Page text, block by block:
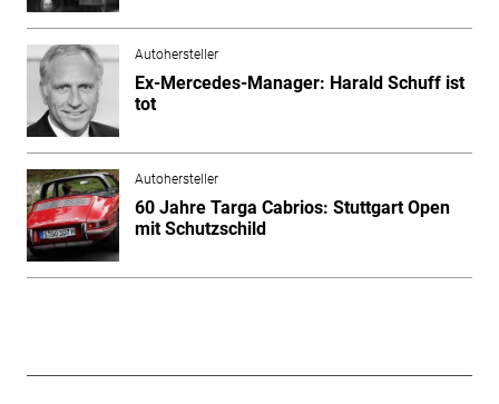
Autohersteller
Ex-Mercedes-Manager: Harald Schuff ist
tot
Autohersteller
60 Jahre Targa Cabrios: Stuttgart Open
mit Schutzschild